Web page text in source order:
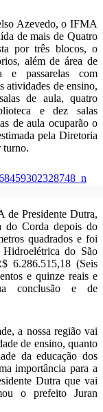
Azevedo, o IFMA
de mais de Quatro
por três blocos, o
além de área de
e passarelas com
atividades de ensino,
de aula, quatro
e dez salas
de aula ocuparão o
pela Diretoria
turno.
de Presidente Dutra,
do Corda depois do
quadrados e foi
do São
6.286.515,18 (Seis
e quinze reais e
conclusão e de
a nossa região vai
de ensino, quanto
da educação dos
importância para a
Dutra que vai
o prefeito Juran